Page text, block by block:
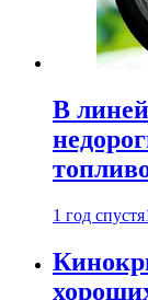
В
1 год спустя